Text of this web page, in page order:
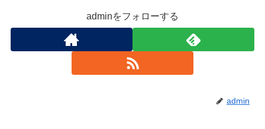
adminをフォローする
admin